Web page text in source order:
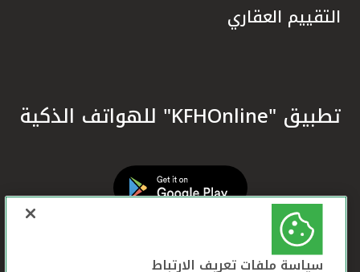
التقييم العقاري
تطبيق "KFHOnline" للهواتف الذكية
سياسة ملفات تعريف الارتباط